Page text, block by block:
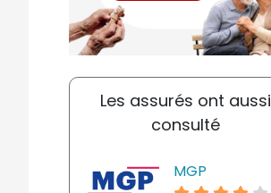
Les assurés ont aussi
consulté
MGP